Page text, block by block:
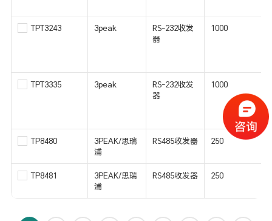
TPT3243 3peak
RS-232收发
器
1000
TPT3335 3peak
RS-232收发
器
1000
TP8480
3PEAK/思瑞
浦
RS485收发器 250
TP8481
3PEAK/思瑞
浦
RS485收发器 250